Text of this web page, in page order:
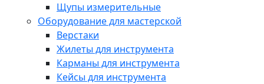
Щупы измерительные
Оборудование для мастерской
Верстаки
Жилеты для инструмента
Карманы для инструмента
Кейсы для инструмента